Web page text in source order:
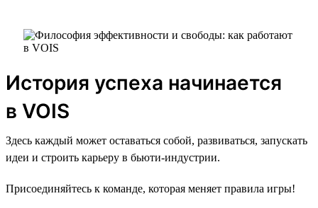
История успеха начинается
в VOIS
Здесь каждый может оставаться собой, развиваться, запускать
идеи и строить карьеру в бьюти-индустрии.
Присоединяйтесь к команде, которая меняет правила игры!